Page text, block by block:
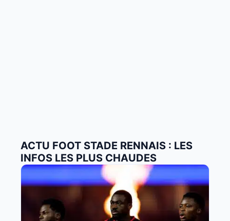
ACTU FOOT STADE RENNAIS : LES
INFOS LES PLUS CHAUDES